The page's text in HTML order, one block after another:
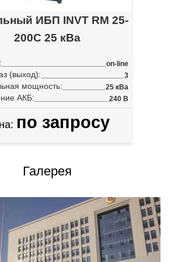
ИБП INVT RM 25-
200C 25 кВа
on-line
(выход): 3
мощность: 25 кВа
АКБ: 240 В
по запросу
Галерея